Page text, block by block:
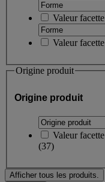
Valeur facette
Valeur facette
Origine produit
Origine produit
Valeur facette
(37)
Afficher tous les produits.